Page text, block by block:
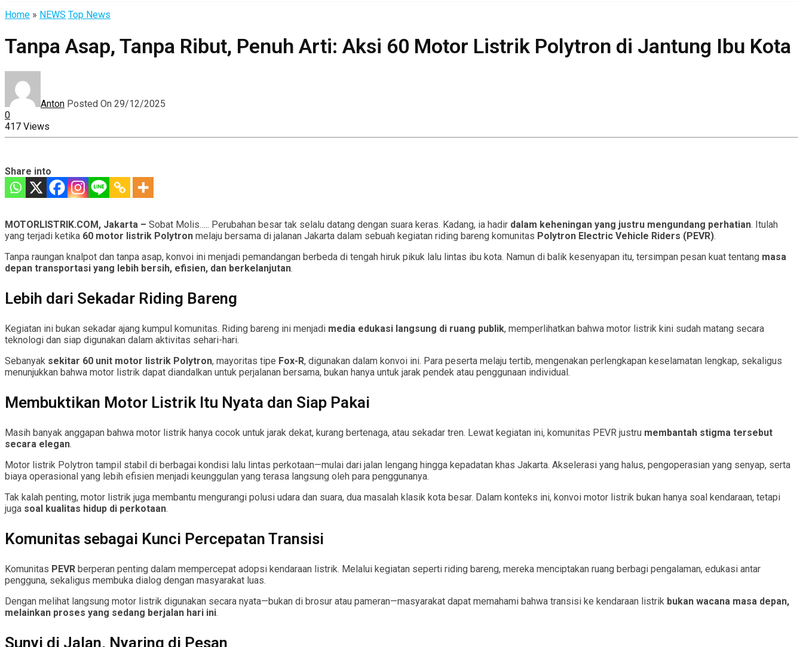
Home » NEWS Top News
Tanpa Asap, Tanpa Ribut, Penuh Arti: Aksi 60 Motor Listrik Polytron di Jantung Ibu Kota
Anton Posted On 29/12/2025
0
417 Views
Share into
MOTORLISTRIK.COM, Jakarta – Sobat Molis….. Perubahan besar tak selalu datang dengan suara keras. Kadang, ia hadir dalam keheningan yang justru mengundang perhatian. Itulah
yang terjadi ketika 60 motor listrik Polytron melaju bersama di jalanan Jakarta dalam sebuah kegiatan riding bareng komunitas Polytron Electric Vehicle Riders (PEVR).
Tanpa raungan knalpot dan tanpa asap, konvoi ini menjadi pemandangan berbeda di tengah hiruk pikuk lalu lintas ibu kota. Namun di balik kesenyapan itu, tersimpan pesan kuat tentang masa
depan transportasi yang lebih bersih, efisien, dan berkelanjutan.
Lebih dari Sekadar Riding Bareng
Kegiatan ini bukan sekadar ajang kumpul komunitas. Riding bareng ini menjadi media edukasi langsung di ruang publik, memperlihatkan bahwa motor listrik kini sudah matang secara
teknologi dan siap digunakan dalam aktivitas sehari-hari.
Sebanyak sekitar 60 unit motor listrik Polytron, mayoritas tipe Fox-R, digunakan dalam konvoi ini. Para peserta melaju tertib, mengenakan perlengkapan keselamatan lengkap, sekaligus
menunjukkan bahwa motor listrik dapat diandalkan untuk perjalanan bersama, bukan hanya untuk jarak pendek atau penggunaan individual.
Membuktikan Motor Listrik Itu Nyata dan Siap Pakai
Masih banyak anggapan bahwa motor listrik hanya cocok untuk jarak dekat, kurang bertenaga, atau sekadar tren. Lewat kegiatan ini, komunitas PEVR justru membantah stigma tersebut
secara elegan.
Motor listrik Polytron tampil stabil di berbagai kondisi lalu lintas perkotaan—mulai dari jalan lengang hingga kepadatan khas Jakarta. Akselerasi yang halus, pengoperasian yang senyap, serta
biaya operasional yang lebih efisien menjadi keunggulan yang terasa langsung oleh para penggunanya.
Tak kalah penting, motor listrik juga membantu mengurangi polusi udara dan suara, dua masalah klasik kota besar. Dalam konteks ini, konvoi motor listrik bukan hanya soal kendaraan, tetapi
juga soal kualitas hidup di perkotaan.
Komunitas sebagai Kunci Percepatan Transisi
Komunitas PEVR berperan penting dalam mempercepat adopsi kendaraan listrik. Melalui kegiatan seperti riding bareng, mereka menciptakan ruang berbagi pengalaman, edukasi antar
pengguna, sekaligus membuka dialog dengan masyarakat luas.
Dengan melihat langsung motor listrik digunakan secara nyata—bukan di brosur atau pameran—masyarakat dapat memahami bahwa transisi ke kendaraan listrik bukan wacana masa depan,
melainkan proses yang sedang berjalan hari ini.
Sunyi di Jalan, Nyaring di Pesan